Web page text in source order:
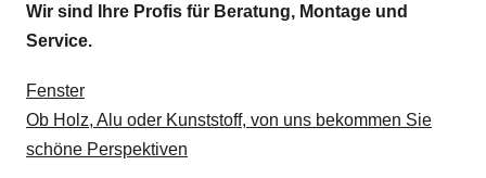
Wir sind Ihre Profis für Beratung, Montage und
Service.
Fenster
Ob Holz, Alu oder Kunststoff, von uns bekommen Sie
schöne Perspektiven